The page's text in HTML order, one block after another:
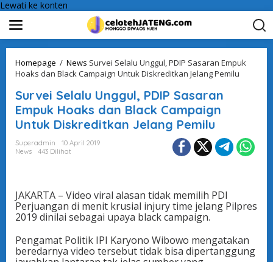
Lewati ke konten
Homepage / News Survei Selalu Unggul, PDIP Sasaran Empuk
Hoaks dan Black Campaign Untuk Diskreditkan Jelang Pemilu
Survei Selalu Unggul, PDIP Sasaran
Empuk Hoaks dan Black Campaign
Untuk Diskreditkan Jelang Pemilu
Superadmin
10 April 2019
News
443 Dilihat
JAKARTA – Video viral alasan tidak memilih PDI
Perjuangan di menit krusial injury time jelang Pilpres
2019 dinilai sebagai upaya black campaign.
Pengamat Politik IPI Karyono Wibowo mengatakan
beredarnya video tersebut tidak bisa dipertanggung